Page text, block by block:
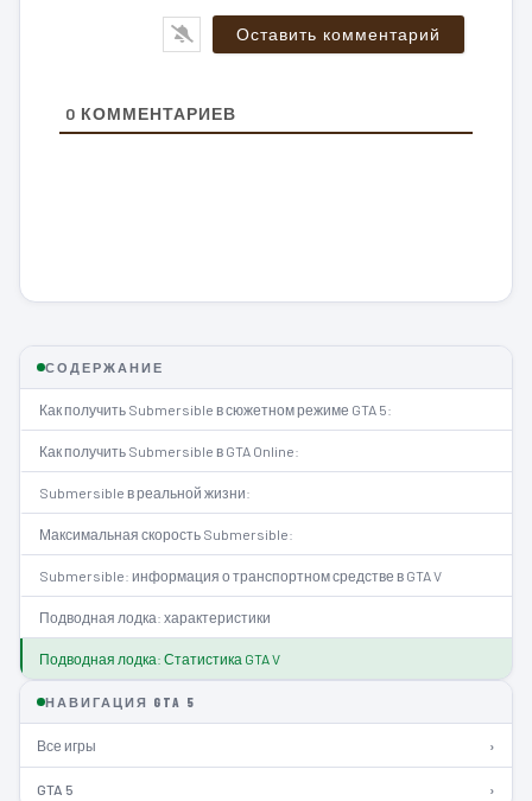
0 КОММЕНТАРИЕВ
СОДЕРЖАНИЕ
Как получить Submersible в сюжетном режиме GTA 5:
Как получить Submersible в GTA Online:
Submersible в реальной жизни:
Максимальная скорость Submersible:
Submersible: информация о транспортном средстве в GTA V
Подводная лодка: характеристики
Подводная лодка: Статистика GTA V
НАВИГАЦИЯ GTA 5
Все игры ›
GTA 5 ›